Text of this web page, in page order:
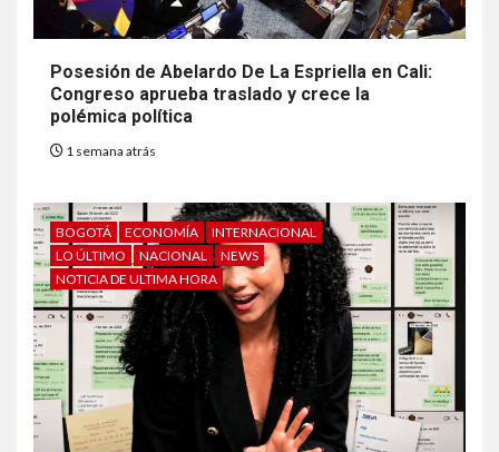
Posesión de Abelardo De La Espriella en Cali:
Congreso aprueba traslado y crece la
polémica política
1 semana atrás
BOGOTÁ ECONOMÍA
INTERNACIONAL
LO ÚLTIMO
NACIONAL
NEWS
NOTICIA DE ULTIMA HORA